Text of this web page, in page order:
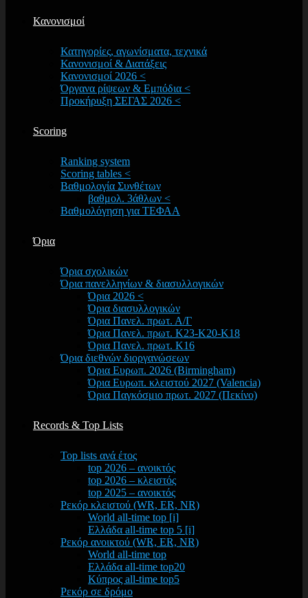
Κανονισμοί
Κατηγορίες, αγωνίσματα, τεχνικά
Κανονισμοί & Διατάξεις
Κανονισμοί 2026 <
Όργανα ρίψεων & Εμπόδια <
Προκήρυξη ΣΕΓΑΣ 2026 <
Scoring
Ranking system
Scoring tables <
Βαθμολογία Συνθέτων
βαθμολ. 3άθλων <
Βαθμολόγηση για ΤΕΦΑΑ
Όρια
Όρια σχολικών
Όρια πανελληνίων & διασυλλογικών
Όρια 2026 <
Όρια διασυλλογικών
Όρια Πανελ. πρωτ. Α/Γ
Όρια Πανελ. πρωτ. Κ23-Κ20-Κ18
Όρια Πανελ. πρωτ. Κ16
Όρια διεθνών διοργανώσεων
Όρια Ευρωπ. 2026 (Birmingham)
Όρια Ευρωπ. κλειστού 2027 (Valencia)
Όρια Παγκόσμιο πρωτ. 2027 (Πεκίνο)
Records & Top Lists
Top lists ανά έτος
top 2026 – ανοικτός
top 2026 – κλειστός
top 2025 – ανοικτός
Ρεκόρ κλειστού (WR, ER, NR)
World all-time top [i]
Ελλάδα all-time top 5 [i]
Ρεκόρ ανοικτού (WR, ER, NR)
World all-time top
Ελλάδα all-time top20
Κύπρος all-time top5
Ρεκόρ σε δρόμο